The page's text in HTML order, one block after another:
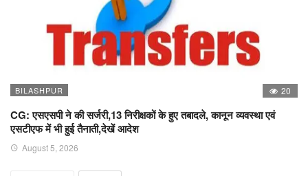
BILASHPUR 20
CG: एसएसपी ने की सर्जरी,13 निरीक्षकों के हुए तबादले, कानून व्यवस्था एवं
एसटीएफ में भी हुई तैनाती,देखें आदेश
August 5, 2026